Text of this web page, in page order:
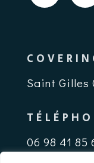
Saint Gilles
06 98 41 85